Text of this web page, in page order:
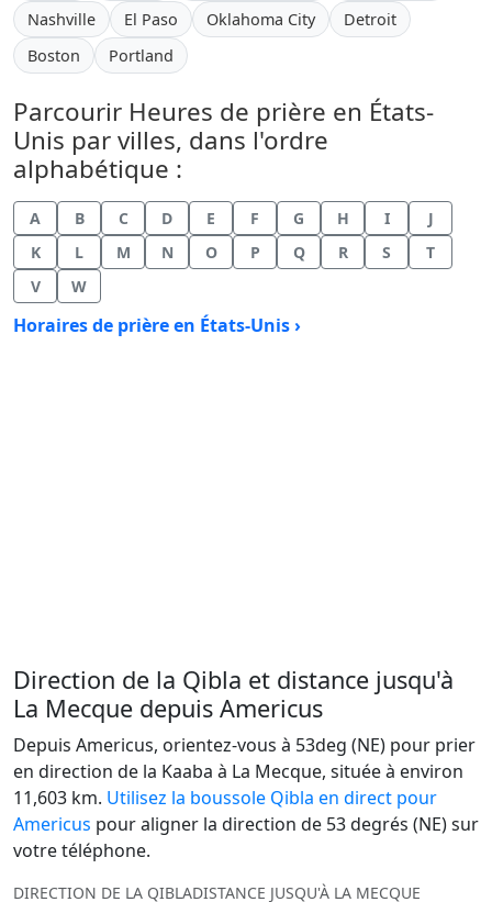
Nashville
El Paso Oklahoma City
Detroit
Boston
Portland
Parcourir Heures de prière en États-
Unis par villes, dans l'ordre
alphabétique :
A B C D E F G H I
J
K
L M N O P Q R S
T
V
W
Horaires de prière en États-Unis ›
Direction de la Qibla et distance jusqu'à
La Mecque depuis Americus
Depuis Americus, orientez-vous à 53deg (NE) pour prier
en direction de la Kaaba à La Mecque, située à environ
11,603 km. Utilisez la boussole Qibla en direct pour
Americus pour aligner la direction de 53 degrés (NE) sur
votre téléphone.
DIRECTION DE LA QIBLADISTANCE JUSQU'À LA MECQUE